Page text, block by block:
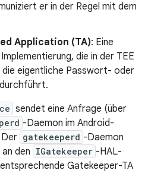
er in der Regel mit dem
Application (TA): Eine
die in der TEE
eigentliche Passwort- oder
sendet eine Anfrage (über
-Daemon im Android-
gatekeeperd -Daemon
den IGatekeeper -HAL-
Gatekeeper-TA